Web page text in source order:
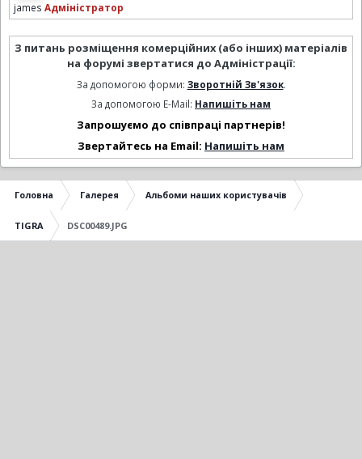
james Адміністратор
З питань розміщення комерційних (або інших) матеріалів
на форумі звертатися до Адміністрації:
За допомогою форми: Зворотній Зв'язок.
За допомогою E-Mail: Напишіть нам
Запрошуємо до співпраці партнерів!
Звертайтесь на Email: Напишіть нам
Головна Галерея Альбоми наших користувачів
TIGRA DSC00489.JPG